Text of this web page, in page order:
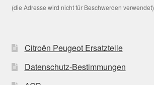
(die Adresse wird nicht für Beschwerden verwendet)
Citroën Peugeot Ersatzteile
Datenschutz-Bestimmungen